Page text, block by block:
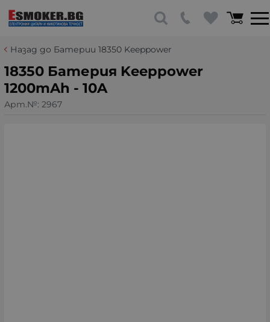
Назад до Батерии 18350 Keeppower
18350 Батерия Keeppower
1200mAh - 10A
Арт.№: 2967